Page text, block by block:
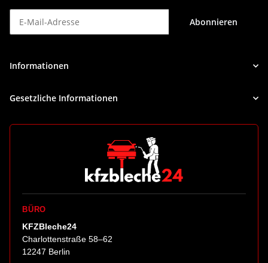
Abonnieren
Informationen
Gesetzliche Informationen
BÜRO
KFZBleche24
Charlottenstraße 58–62
12247 Berlin